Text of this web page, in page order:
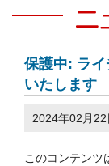
保護中: ラ
いたします
2024年02月22
このコンテンツ